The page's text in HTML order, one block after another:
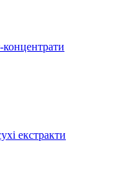
концентрати
екстракти